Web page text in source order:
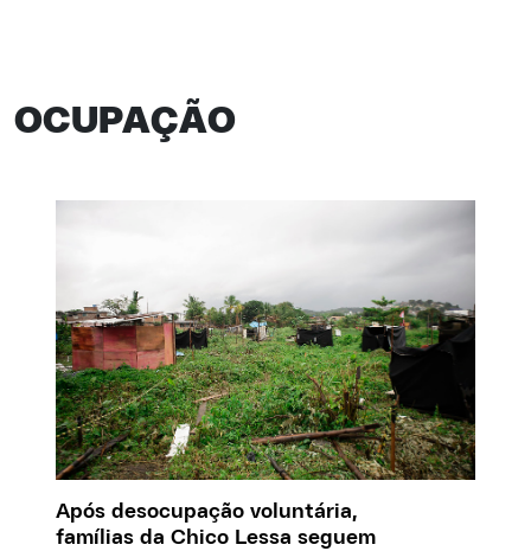
OCUPAÇÃO
Após desocupação voluntária,
famílias da Chico Lessa seguem